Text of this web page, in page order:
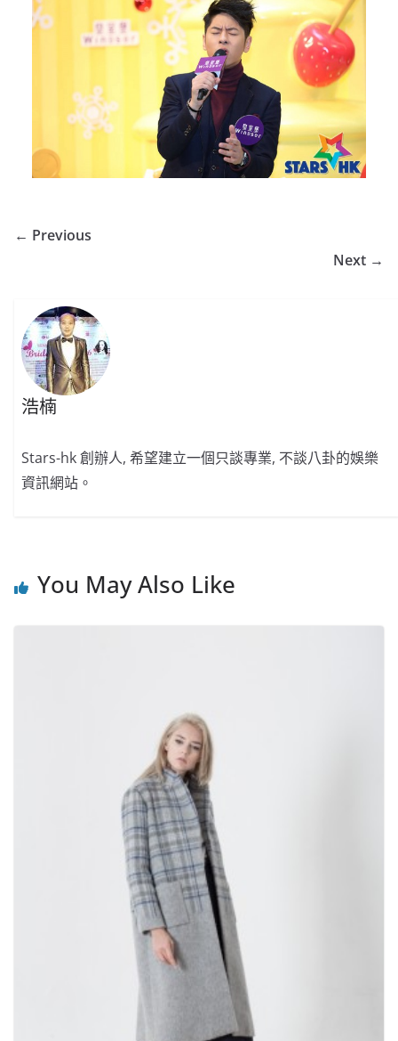
← Previous
Next →
浩楠
Stars-hk 創辦人, 希望建立一個只談專業, 不談八卦的娛樂
資訊網站。
You May Also Like